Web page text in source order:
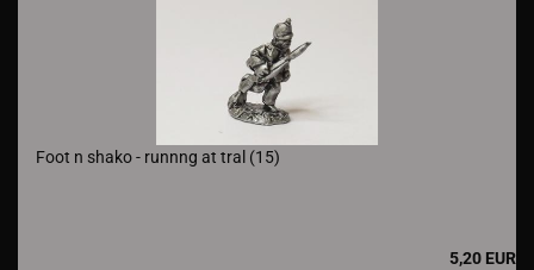
Foot n shako - runnng at tral (15)
5,20 EUR